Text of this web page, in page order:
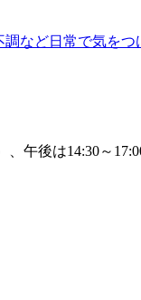
など日常で気を
午後は14:30～